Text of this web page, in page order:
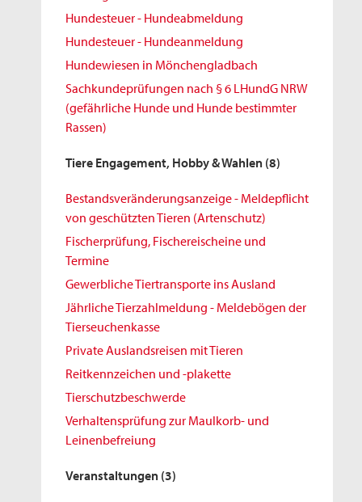
Hundesteuer - Hundeabmeldung
Hundesteuer - Hundeanmeldung
Hundewiesen in Mönchengladbach
Sachkundeprüfungen nach § 6 LHundG NRW
(gefährliche Hunde und Hunde bestimmter
Rassen)
Tiere Engagement, Hobby & Wahlen (8)
Bestandsveränderungsanzeige - Meldepflicht
von geschützten Tieren (Artenschutz)
Fischerprüfung, Fischereischeine und
Termine
Gewerbliche Tiertransporte ins Ausland
Jährliche Tierzahlmeldung - Meldebögen der
Tierseuchenkasse
Private Auslandsreisen mit Tieren
Reitkennzeichen und -plakette
Tierschutzbeschwerde
Verhaltensprüfung zur Maulkorb- und
Leinenbefreiung
Veranstaltungen (3)